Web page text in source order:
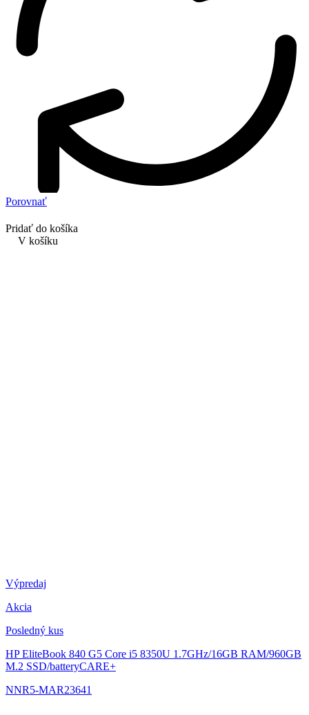
Porovnať
Pridať do košíka
V košíku
Výpredaj
Akcia
Posledný kus
HP EliteBook 840 G5 Core i5 8350U 1.7GHz/16GB RAM/960GB
M.2 SSD/batteryCARE+
NNR5-MAR23641